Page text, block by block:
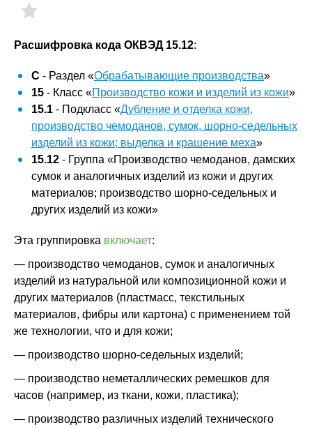
Расшифровка кода ОКВЭД 15.12:
C - Раздел «Обрабатывающие производства»
15 - Класс «Производство кожи и изделий из кожи»
15.1 - Подкласс «Дубление и отделка кожи,
производство чемоданов, сумок, шорно-седельных
изделий из кожи; выделка и крашение меха»
15.12 - Группа «Производство чемоданов, дамских
сумок и аналогичных изделий из кожи и других
материалов; производство шорно-седельных и
других изделий из кожи»
Эта группировка включает:
— производство чемоданов, сумок и аналогичных
изделий из натуральной или композиционной кожи и
других материалов (пластмасс, текстильных
материалов, фибры или картона) с применением той
же технологии, что и для кожи;
— производство шорно-седельных изделий;
— производство неметаллических ремешков для
часов (например, из ткани, кожи, пластика);
— производство различных изделий технического